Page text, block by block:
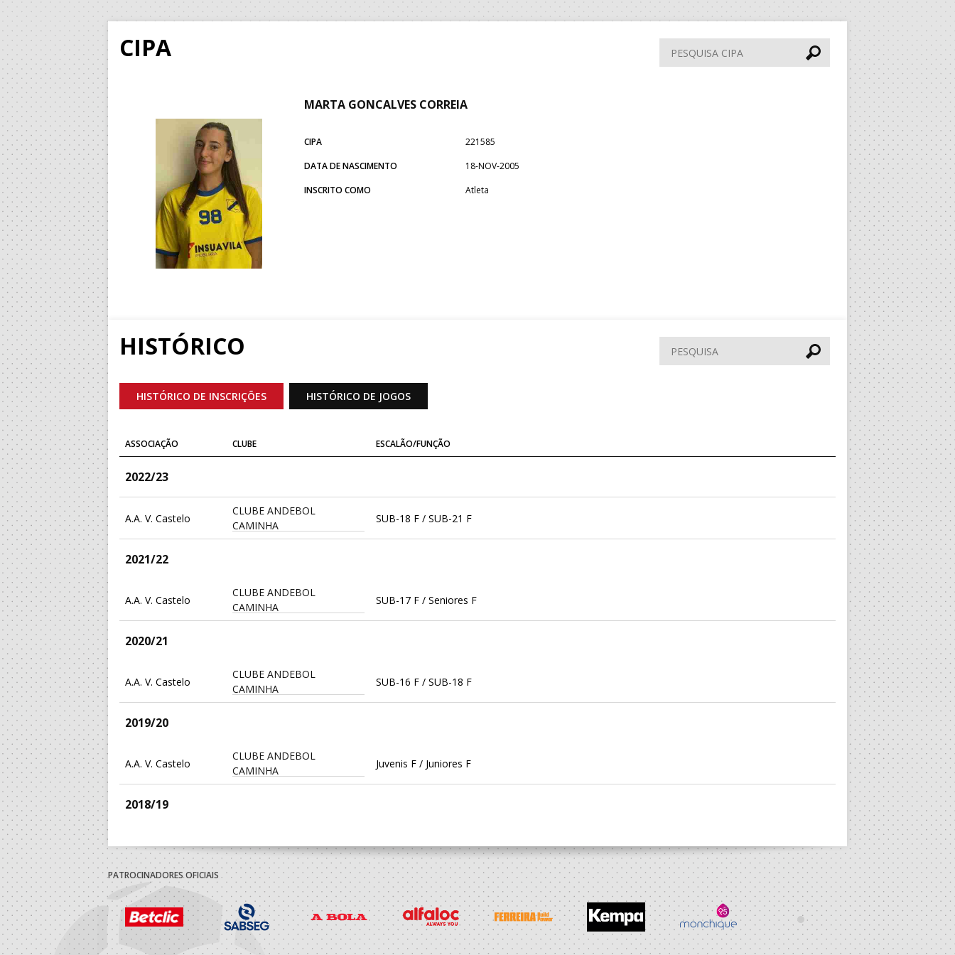
CIPA
Pesquisa
CIPA
MARTA GONCALVES CORREIA
CIPA
221585
DATA DE NASCIMENTO
18-NOV-2005
INSCRITO COMO
Atleta
HISTÓRICO Pesquisar
HISTÓRICO DE INSCRIÇÕES HISTÓRICO DE JOGOS
ASSOCIAÇÃO CLUBE ESCALÃO/FUNÇÃO
2022/23
A.A. V. Castelo
CLUBE ANDEBOL
CAMINHA
SUB-18 F / SUB-21 F
2021/22
A.A. V. Castelo
CLUBE ANDEBOL
CAMINHA
SUB-17 F / Seniores F
2020/21
A.A. V. Castelo
CLUBE ANDEBOL
CAMINHA
SUB-16 F / SUB-18 F
2019/20
A.A. V. Castelo
CLUBE ANDEBOL
CAMINHA
Juvenis F / Juniores F
2018/19
2017/18
A.A. Braga Clube Andebol de Caminha Infantis F / Iniciados F
2016/17
PATROCINADORES OFICIAIS